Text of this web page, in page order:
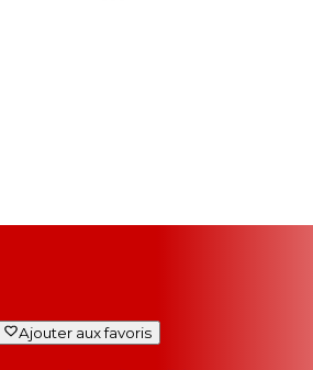
Ajouter aux favoris